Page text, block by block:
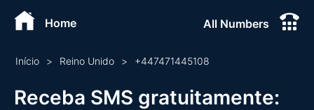
Home All Numbers
Início > Reino Unido > +447471445108
Receba SMS gratuitamente: